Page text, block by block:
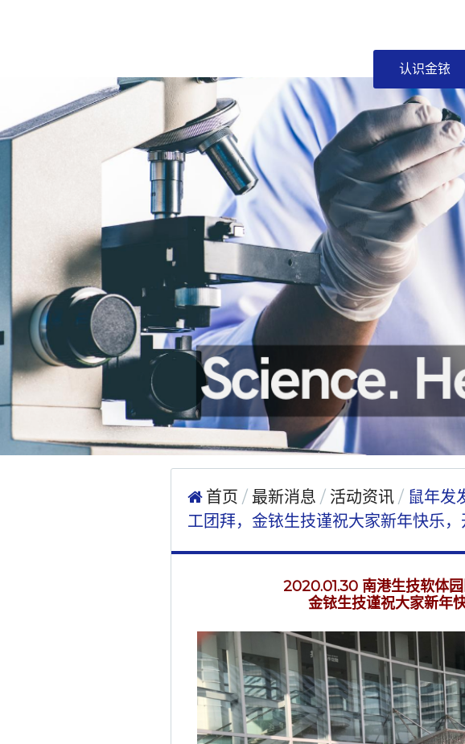
认识金铱
首页 最新消息 活动资讯
鼠年发
工团拜，金铱生技谨祝大家新年快乐
2020.01.30 南港生技软体园
金铱生技谨祝大家新年